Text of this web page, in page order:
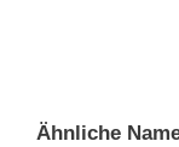
Ähnliche